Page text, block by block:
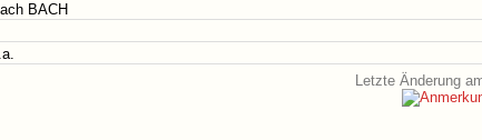
BACH
Letzte Änderung